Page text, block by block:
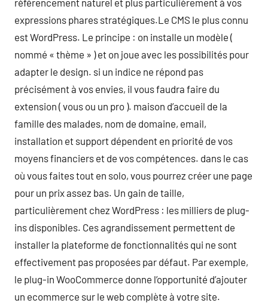
référencement naturel et plus particulièrement à vos
expressions phares stratégiques.Le CMS le plus connu
est WordPress. Le principe : on installe un modèle (
nommé « thème » ) et on joue avec les possibilités pour
adapter le design. si un indice ne répond pas
précisément à vos envies, il vous faudra faire du
extension ( vous ou un pro ). maison d’accueil de la
famille des malades, nom de domaine, email,
installation et support dépendent en priorité de vos
moyens financiers et de vos compétences. dans le cas
où vous faites tout en solo, vous pourrez créer une page
pour un prix assez bas. Un gain de taille,
particulièrement chez WordPress : les milliers de plug-
ins disponibles. Ces agrandissement permettent de
installer la plateforme de fonctionnalités qui ne sont
effectivement pas proposées par défaut. Par exemple,
le plug-in WooCommerce donne l’opportunité d’ajouter
un ecommerce sur le web complète à votre site.